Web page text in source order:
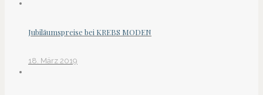
Jubiläumspreise bei KREBS MODEN
18. März 2019